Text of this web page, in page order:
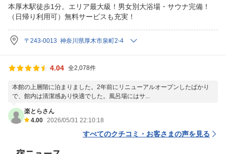
本厚木駅徒歩1分。エリア最大級！男女別大浴場・サウナ完備！
（日帰り利用可）無料サービスも充実！
〒243-0013 神奈川県厚木市泉町2-4
4.04 全2,078件
本館の上層階に泊まりました。2年前にリニューアルオープンしたばかり
で、館内は清潔感あり快適でした。風呂場にはサ...
楽とらさん
4.00 2026/05/31 22:10:18
すべてのクチコミ・お客さまの声を見る